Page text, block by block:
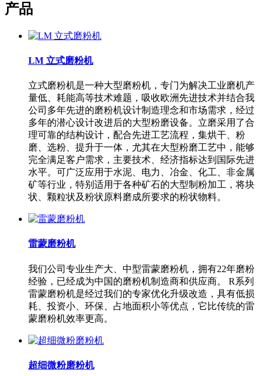
产品
LM 立式磨粉机
立式磨粉机是一种大型磨粉机，专门为解决工业磨机产
量低、耗能高等技术难题，吸收欧洲先进技术并结合我
公司多年先进的磨粉机设计制造理念和市场需求，经过
多年的潜心设计改进后的大型粉磨设备。立磨采用了合
理可靠的结构设计，配合先进工艺流程，集烘干、粉
磨、选粉、提升于一体，尤其在大型粉磨工艺中，能够
完全满足客户需求，主要技术、经济指标达到国际先进
水平。可广泛应用于水泥、电力、冶金、化工、非金属
矿等行业，特别适用于各种矿石的大型制粉加工，将块
状、颗粒状及粉状原料磨成所要求的粉状物料。
雷蒙磨粉机
我们公司专业生产大、中型雷蒙磨粉机，拥有22年磨粉
经验，已经成为中国的磨粉机制造商和供应商。 R系列
雷蒙磨粉机是经过我们的专家优化升级改造，具有低损
耗、投资小、环保、占地面积小等优点，它比传统的雷
蒙磨粉机效率更高。
超细微粉磨粉机